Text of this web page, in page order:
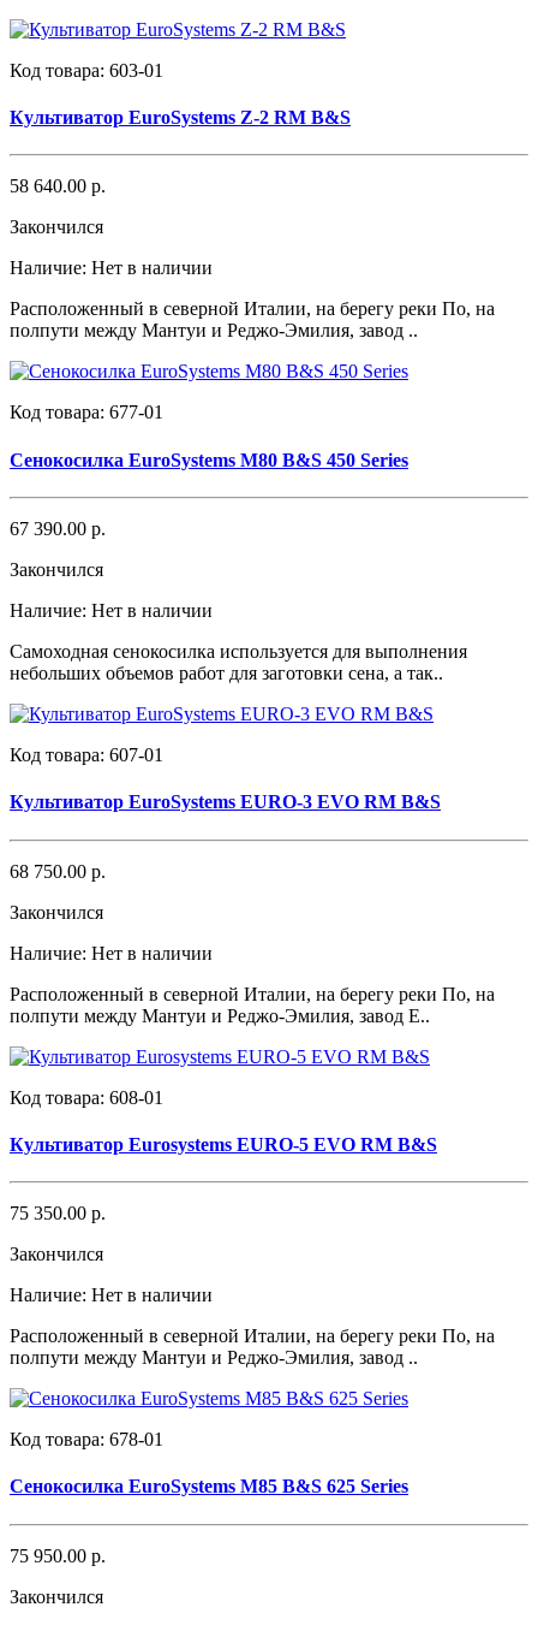
Код товара: 603-01
Культиватор EuroSystems Z-2 RM B&S
58 640.00 р.
Закончился
Наличие: Нет в наличии
Расположенный в северной Италии, на берегу реки По, на
полпути между Мантуи и Реджо-Эмилия, завод ..
Код товара: 677-01
Сенокосилка EuroSystems M80 B&S 450 Series
67 390.00 р.
Закончился
Наличие: Нет в наличии
Самоходная сенокосилка используется для выполнения
небольших объемов работ для заготовки сена, а так..
Код товара: 607-01
Культиватор EuroSystems EURO-3 EVO RM B&S
68 750.00 р.
Закончился
Наличие: Нет в наличии
Расположенный в северной Италии, на берегу реки По, на
полпути между Мантуи и Реджо-Эмилия, завод E..
Код товара: 608-01
Культиватор Eurosystems EURO-5 EVO RM B&S
75 350.00 р.
Закончился
Наличие: Нет в наличии
Расположенный в северной Италии, на берегу реки По, на
полпути между Мантуи и Реджо-Эмилия, завод ..
Код товара: 678-01
Сенокосилка EuroSystems M85 B&S 625 Series
75 950.00 р.
Закончился